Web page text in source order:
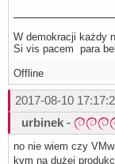
W demokracji każdy
Si vis pacem
Offline
2017-08-10
urbinek -
no nie wiem czy
kvm na dużej